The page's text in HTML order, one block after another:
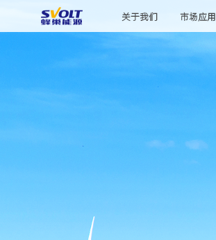
关于我们 市场应用